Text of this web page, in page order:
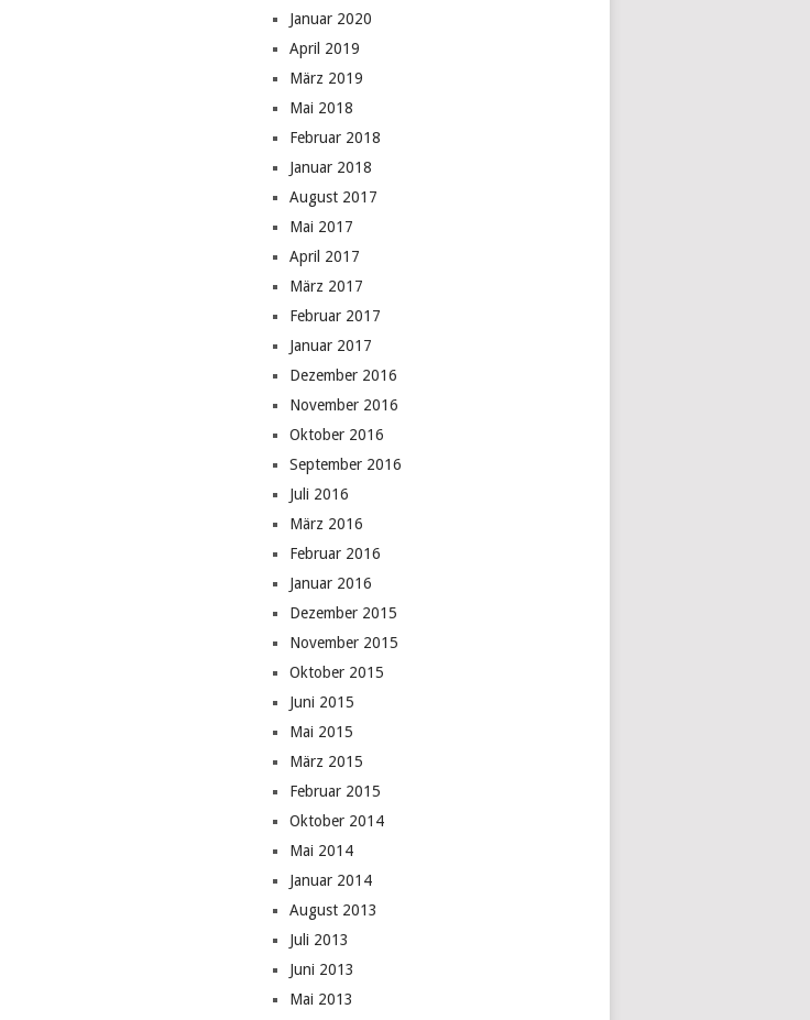
Januar 2020
April 2019
März 2019
Mai 2018
Februar 2018
Januar 2018
August 2017
Mai 2017
April 2017
März 2017
Februar 2017
Januar 2017
Dezember 2016
November 2016
Oktober 2016
September 2016
Juli 2016
März 2016
Februar 2016
Januar 2016
Dezember 2015
November 2015
Oktober 2015
Juni 2015
Mai 2015
März 2015
Februar 2015
Oktober 2014
Mai 2014
Januar 2014
August 2013
Juli 2013
Juni 2013
Mai 2013